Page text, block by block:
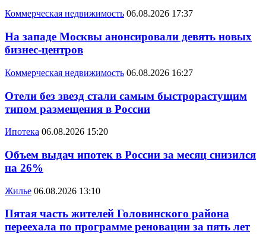
Коммерческая недвижимость 06.08.2026 17:37
На западе Москвы анонсировали девять новых
бизнес-центров
Коммерческая недвижимость 06.08.2026 16:27
Отели без звезд стали самым быстрорастущим
типом размещения в России
Ипотека 06.08.2026 15:20
Объем выдач ипотек в России за месяц снизился
на 26%
Жилье 06.08.2026 13:10
Пятая часть жителей Головинского района
переехала по программе реновации за пять лет